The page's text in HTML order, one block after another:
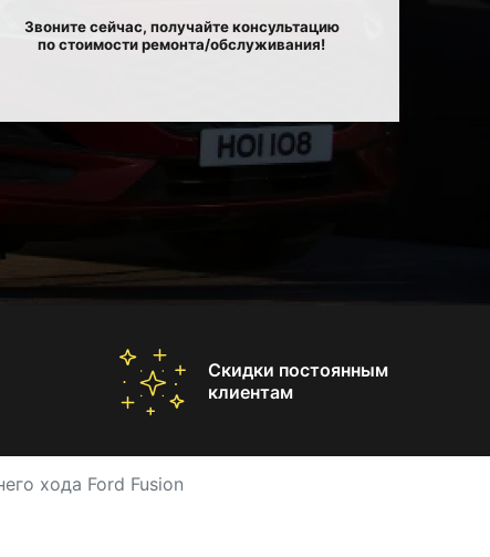
Звоните сейчас, получайте консультацию
по стоимости ремонта/обслуживания!
Скидки постоянным
клиентам
хода Ford Fusion